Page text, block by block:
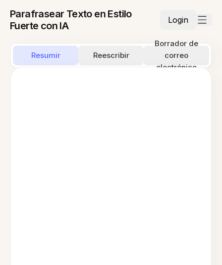
Parafrasear Texto en Estilo
Fuerte con IA
Login
Resumir Reescribir
Borrador de
correo
electrónico